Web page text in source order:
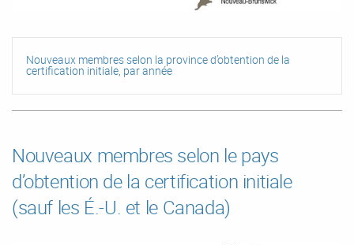
Nouveaux membres selon la province d’obtention de la
certification initiale, par année
Nouveaux membres selon le pays
d’obtention de la certification initiale
(sauf les É.-U. et le Canada)